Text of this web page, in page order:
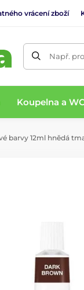
vrácení zboží
Např.
Koupelna a
barvy 12ml hnědá